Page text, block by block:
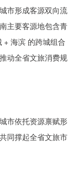
市形成客源双向流
主要客源地包含青
+ 海滨 的跨城组合
动全省文旅消费规
市依托资源禀赋形
同撑起全省文旅市